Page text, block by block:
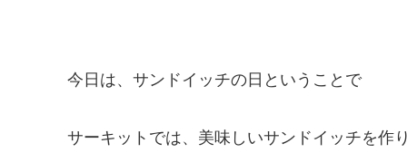
今日は、サンドイッチの日ということで
サーキットでは、美味しいサンドイッチを作